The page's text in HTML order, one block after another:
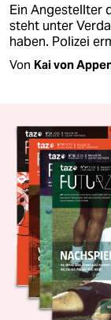
Ein Angestellter
steht unter
haben. Polizei
Von Kai von